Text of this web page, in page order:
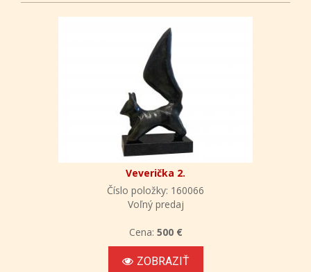
Veverička 2.
Číslo položky: 160066
Voľný predaj
Cena: 500 €
ZOBRAZIŤ